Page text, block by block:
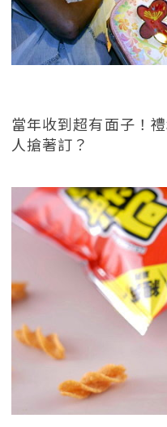
當年收到超有面子！
人搶著訂？